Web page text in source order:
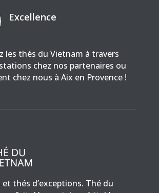
Excellence
les thés du Vietnam à travers
chez nos partenaires ou
chez nous à Aix en Provence !
et thés d’exceptions. Thé du